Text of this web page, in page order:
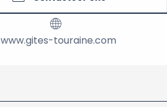
www.gites-touraine.com